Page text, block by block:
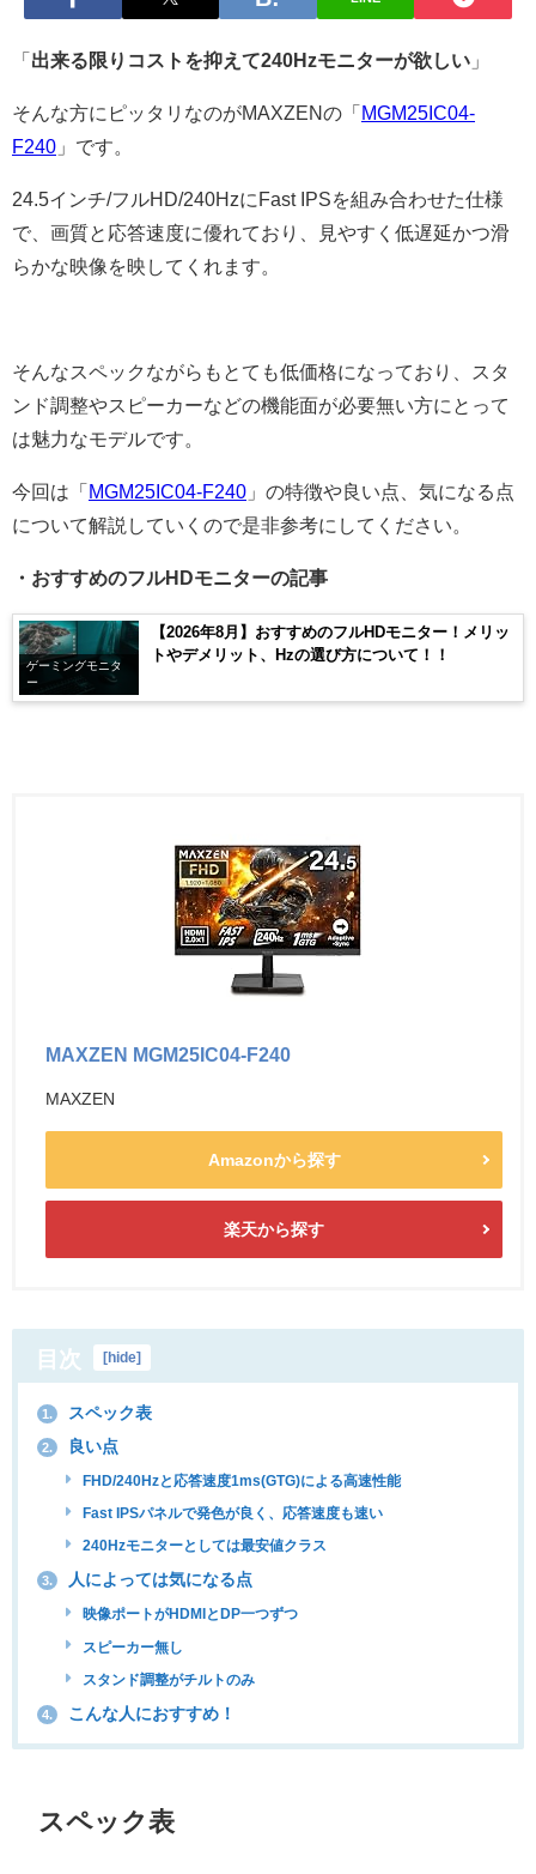
「 出来る限りコストを抑えて240Hzモニターが欲しい 」
そんな方にピッタリなのがMAXZENの「 MGM25IC04-
F240 」です。
24.5インチ/フルHD/240HzにFast IPSを組み合わせた仕様
で、画質と応答速度に優れており、見やすく低遅延かつ滑
らかな映像を映してくれます。
そんなスペックながらもとても低価格になっており、スタ
ンド調整やスピーカーなどの機能面が必要無い方にとって
は魅力なモデルです。
今回は「 MGM25IC04-F240 」の特徴や良い点、気になる点
について解説していくので是非参考にしてください。
・おすすめのフルHDモニターの記事
ゲーミングモニタ
ー
【2026年8月】おすすめのフルHDモニター！メリッ
トやデメリット、Hzの選び方について！！
MAXZEN MGM25IC04-F240
MAXZEN
Amazonから探す
楽天から探す
目次 [hide]
1. スペック表
2. 良い点
FHD/240Hzと応答速度1ms(GTG)による高速性能
Fast IPSパネルで発色が良く、応答速度も速い
240Hzモニターとしては最安値クラス
3. 人によっては気になる点
映像ポートがHDMIとDP一つずつ
スピーカー無し
スタンド調整がチルトのみ
4. こんな人におすすめ！
スペック表